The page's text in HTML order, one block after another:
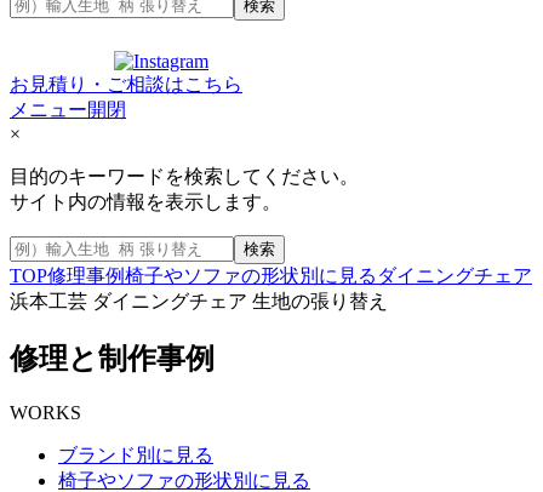
検索
お見積り・ご相談はこちら
メニュー開閉
×
目的のキーワードを検索してください。
サイト内の情報を表示します。
検索
TOP修理事例椅子やソファの形状別に見る ダイニングチェア
浜本工芸 ダイニングチェア 生地の張り替え
修理と制作事例
WORKS
ブランド別に見る
椅子やソファの形状別に見る